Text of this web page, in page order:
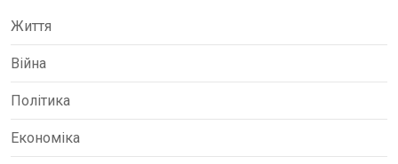
Життя
Війна
Політика
Економіка